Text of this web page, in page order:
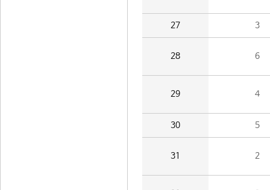
27 3
28 6
29 4
30 5
31 2